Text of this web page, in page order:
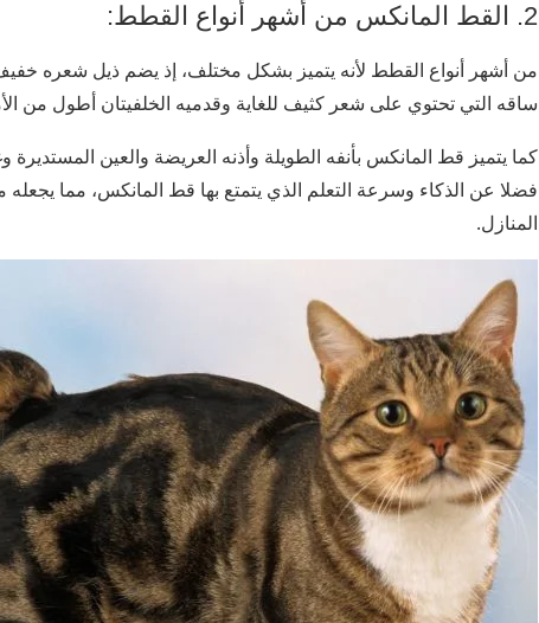
2. القط المانكس من أشهر أنواع القطط:
من أشهر أنواع القطط لأنه يتميز بشكل مختلف، إذ يضم ذيل شعره
ساقه التي تحتوي على شعر كثيف للغاية وقدميه الخلفيتان أطول من
كما يتميز قط المانكس بأنفه الطويلة وأذنه العريضة والعين
فضلا عن الذكاء وسرعة التعلم الذي يتمتع بها قط المانكس، مما
المنازل.